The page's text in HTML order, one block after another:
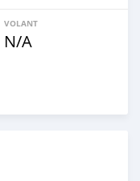
VOLANT
N/A